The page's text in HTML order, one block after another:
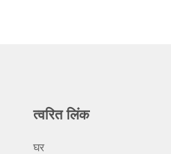
त्वरित लिंक
घर